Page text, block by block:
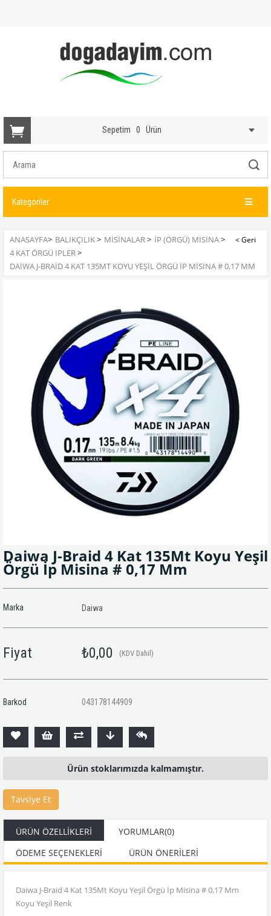
Sepetim 0 Ürün
Kategoriler
ANASAYFA> BALIKÇILIK> MISINALAR> İP (ÖRGÜ) MISINA>
4 KAT ÖRGÜ İPLER>
DAIWA J-BRAID 4 KAT 135MT KOYU YEŞIL ÖRGÜ İP MISINA # 0,17 MM
Daiwa J-Braid 4 Kat 135Mt Koyu Yeşil
Örgü İp Misina # 0,17 Mm
Marka Daiwa
Fiyat ₺0,00 (KDV Dahil)
Barkod 043178144909
Ürün stoklarımızda kalmamıştır.
Tavsiye Et
ÜRÜN ÖZELLIKLERI YORUMLAR(0)
ÖDEME SEÇENEKLERI
ÜRÜN ÖNERILERI
Daiwa J-Braid 4 Kat 135Mt Koyu Yeşil Örgü İp Misina # 0,17 Mm
Koyu Yeşil Renk